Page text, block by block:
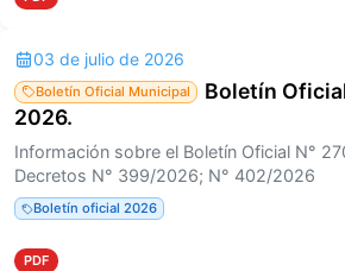
03 de julio de 2026
Boletín Oficial Municipal
Boletín
2026.
Información sobre el Boletín Oficial N°
Decretos N° 399/2026; N° 402/2026
Boletín oficial 2026
PDF